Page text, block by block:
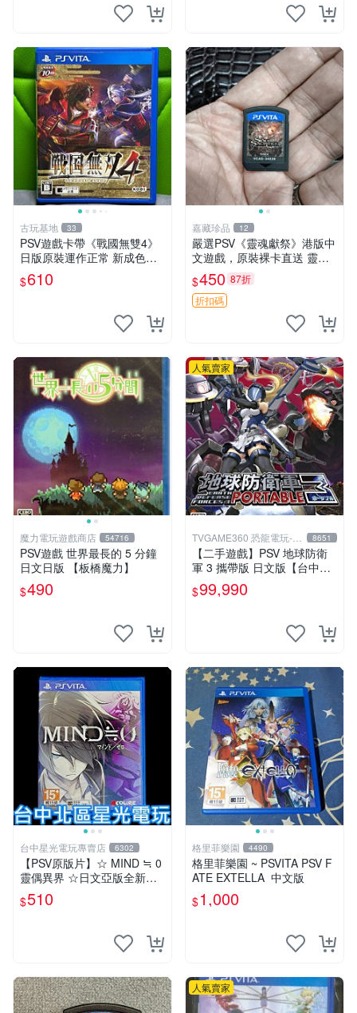
古玩基地 33
PSV遊戲卡帶《戰國無雙4》
日版原裝運作正常 新成色如
圖拍賣請先確認 成色拍賣一
經成交概不退換 PSV遊戲 卡
$610
嘉藏珍品 12
嚴選PSV《靈魂獻祭》港版中
文遊戲，原裝裸卡直送 靈魂
獻祭 PSV 游戲 卡帶
$450 87折
折扣碼
魔力電玩遊戲商店 54716
PSV遊戲 世界最長的 5 分鐘
日文日版 【板橋魔力】
$490
人氣賣家
TVGAME360 恐龍電玩-台
中店
8651
【二手遊戲】PSV 地球防衛
軍 3 攜帶版 日文版【台中恐
龍電玩】
$99,990
台中星光電玩專賣店 6302
【PSV原版片】☆ MIND ≒ 0
靈偶異界 ☆日文亞版全新品
【特價優惠】台中星光電玩
$510
格里菲樂園 4490
格里菲樂園 ~ PSVITA PSV F
ATE EXTELLA 中文版
$1,000
人氣賣家